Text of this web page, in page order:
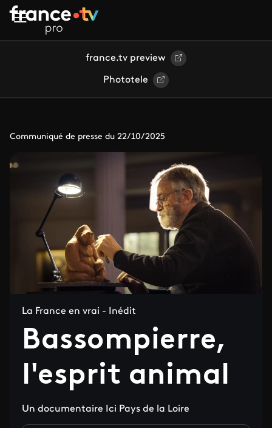
Aller au contenu principal
france.tv preview
Phototele
Communiqué de presse du 22/10/2025
La France en vrai - Inédit
Bassompierre,
l'esprit animal
Un documentaire Ici Pays de la Loire